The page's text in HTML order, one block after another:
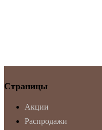
Страницы
Акции
Распродажи